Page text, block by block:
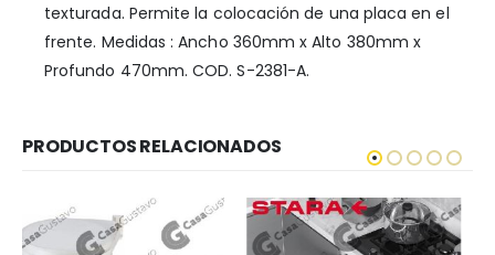
texturada. Permite la colocación de una placa en el
frente. Medidas : Ancho 360mm x Alto 380mm x
Profundo 470mm. COD. S-2381-A.
PRODUCTOS RELACIONADOS